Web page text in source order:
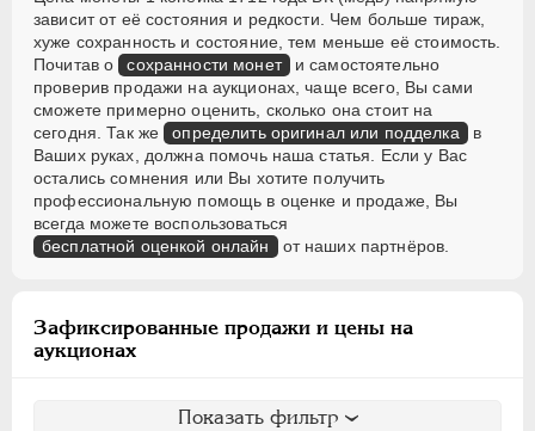
зависит от её состояния и редкости. Чем больше тираж,
хуже сохранность и состояние, тем меньше её стоимость.
Почитав о сохранности монет и самостоятельно
проверив продажи на аукционах, чаще всего, Вы сами
сможете примерно оценить, сколько она стоит на
сегодня. Так же определить оригинал или подделка в
Ваших руках, должна помочь наша статья. Если у Вас
остались сомнения или Вы хотите получить
профессиональную помощь в оценке и продаже, Вы
всегда можете воспользоваться
бесплатной оценкой онлайн от наших партнёров.
Зафиксированные продажи и цены на
аукционах
Показать фильтр